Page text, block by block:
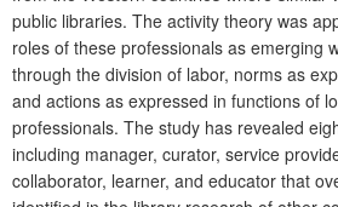
public libraries. The activity theory was
roles of these professionals as emerging
through the division of labor, norms as
and actions as expressed in functions of
professionals. The study has revealed
including manager, curator, service
collaborator, learner, and educator that